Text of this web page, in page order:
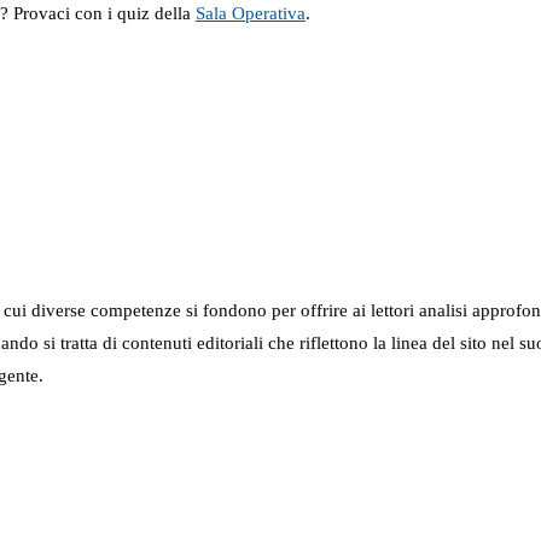
Provaci con i quiz della Sala Operativa.
diverse competenze si fondono per offrire ai lettori analisi
si tratta di contenuti editoriali che riflettono la linea del sito nel